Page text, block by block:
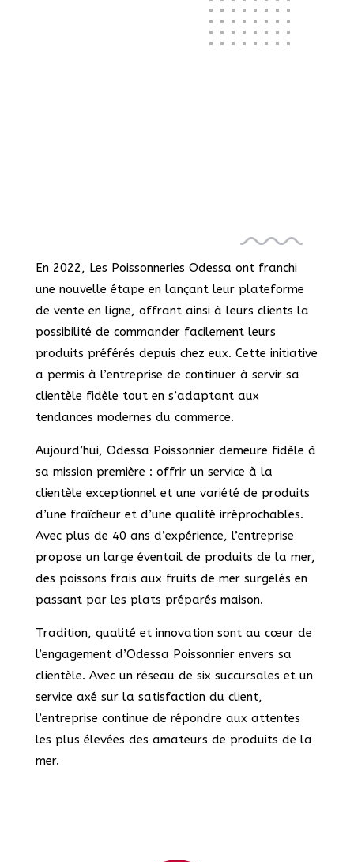
En 2022, Les Poissonneries Odessa ont franchi
une nouvelle étape en lançant leur plateforme
de vente en ligne, offrant ainsi à leurs clients la
possibilité de commander facilement leurs
produits préférés depuis chez eux. Cette initiative
a permis à l’entreprise de continuer à servir sa
clientèle fidèle tout en s’adaptant aux
tendances modernes du commerce.
Aujourd’hui, Odessa Poissonnier demeure fidèle à
sa mission première : offrir un service à la
clientèle exceptionnel et une variété de produits
d’une fraîcheur et d’une qualité irréprochables.
Avec plus de 40 ans d’expérience, l’entreprise
propose un large éventail de produits de la mer,
des poissons frais aux fruits de mer surgelés en
passant par les plats préparés maison.
Tradition, qualité et innovation sont au cœur de
l’engagement d’Odessa Poissonnier envers sa
clientèle. Avec un réseau de six succursales et un
service axé sur la satisfaction du client,
l’entreprise continue de répondre aux attentes
les plus élevées des amateurs de produits de la
mer.